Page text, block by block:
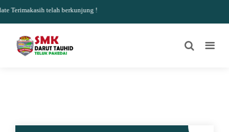
Terimakasih telah berkunjung !